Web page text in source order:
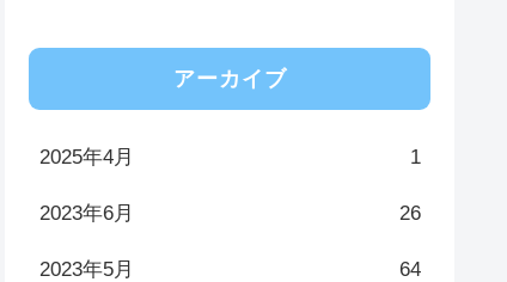
アーカイブ
2025年4月 1
2023年6月 26
2023年5月 64